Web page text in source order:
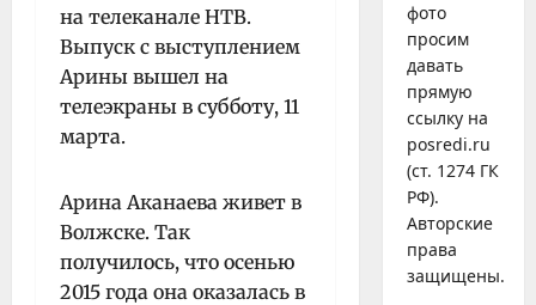
на телеканале НТВ.
Выпуск с выступлением
Арины вышел на
телеэкраны в субботу, 11
марта.
Арина Аканаева живет в
Волжске. Так
получилось, что осенью
2015 года она оказалась в
фото
просим
давать
прямую
ссылку на
posredi.ru
(ст. 1274 ГК
РФ).
Авторские
права
защищены.